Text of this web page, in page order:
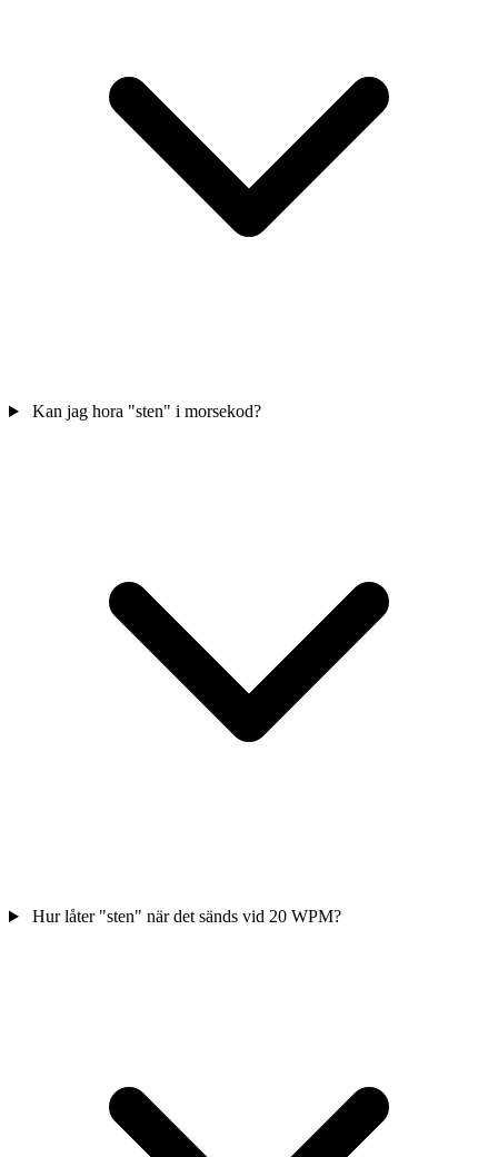
Kan jag hora "sten" i morsekod?
Hur låter "sten" när det sänds vid 20 WPM?